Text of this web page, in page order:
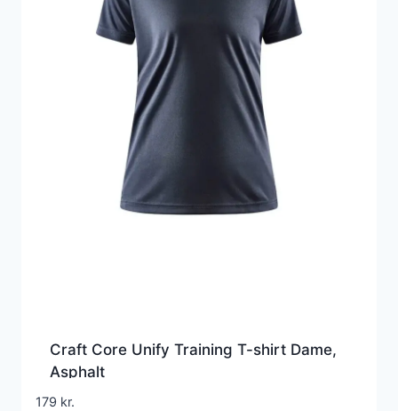
Craft Core Unify Training T-shirt Dame,
Asphalt
179 kr.